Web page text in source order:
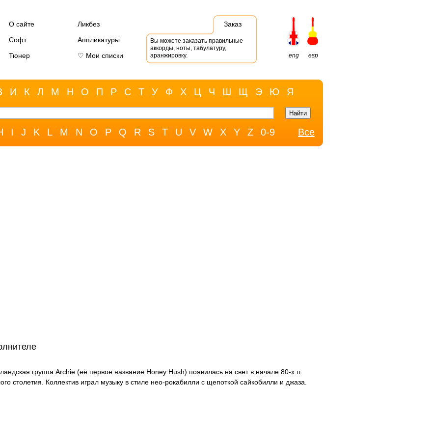
О сайте
Ликбез
Софт
Аппликатуры
Тюнер
♡ Мои списки
Заказ
Вы можете заказать правильные
аккорды, ноты, табулатуру,
аранжировку.
eng esp
И К Л М Н О П Р С Т У Ф Х Ц Ч Ш Щ Э Ю Я
I J K L M N O P Q R S T U V W X Y Z 0-9 Все
группа Archie (её первое название Honey Hush) появилась на свет в начале 80-х гг.
столетия. Коллектив играл музыку в стиле нео-рокабилли с щепоткой сайкобилли и джаза.